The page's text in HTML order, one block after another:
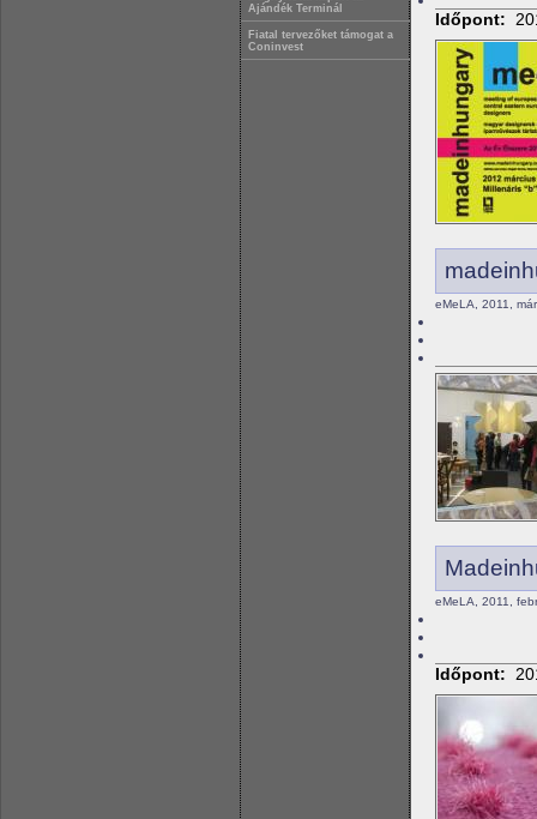
Ajándék Terminál
Fiatal tervezőket támogat a
Coninvest
Időpont:
eMeLA, 2011,
eMeLA, 2011,
Időpont: